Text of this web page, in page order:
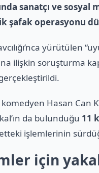
sanatçı ve
şafak operasyonu
yürütülen
ilişkin soruşturma
Hasan Can
da bulunduğu 11
işlemlerinin
için